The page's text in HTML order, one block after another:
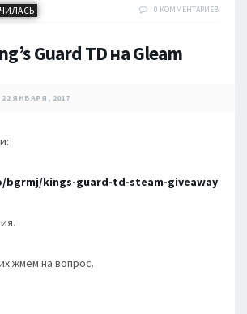
0 КОММЕНТАРИЕВ
Guard TD на Gleam
22 ЯНВАРЯ, 2017
kings-guard-td-steam-giveaway
жмём на вопрос.